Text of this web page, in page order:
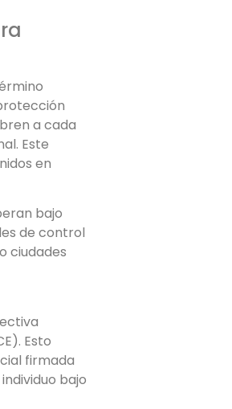
a cada
Este
en
bajo
de control
ciudades
Esto
firmada
bajo